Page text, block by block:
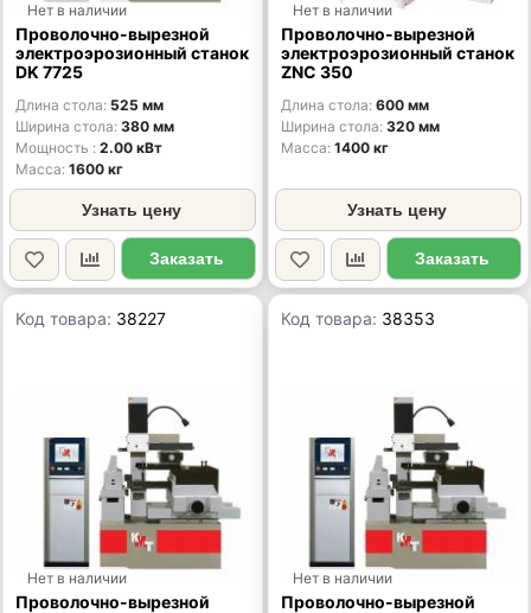
Нет в наличии
Проволочно-вырезной
электроэрозионный станок
DK 7725
Длина стола 525 мм
Ширина стола 380 мм
Мощность
2.00 кВт
Масса 1600 кг
Узнать цену
Заказать
Нет в наличии
Проволочно-вырезной
электроэрозионный станок
ZNC 350
Длина стола 600 мм
Ширина стола 320 мм
Масса 1400 кг
Узнать цену
Заказать
Код товара: 38227
Нет в наличии
Проволочно-вырезной
Код товара: 38353
Нет в наличии
Проволочно-вырезной